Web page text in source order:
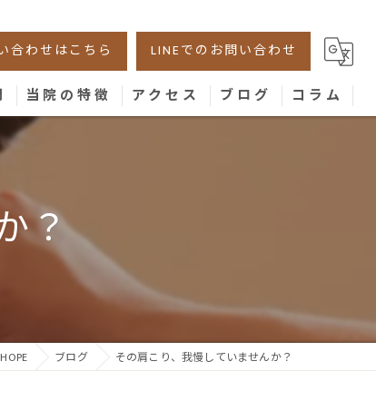
合わせはこちら LINEでのお問い合わせ
当院の特徴
肩こり
アクセス ブログ コラム
？
ブログ その肩こり、我慢していませんか？